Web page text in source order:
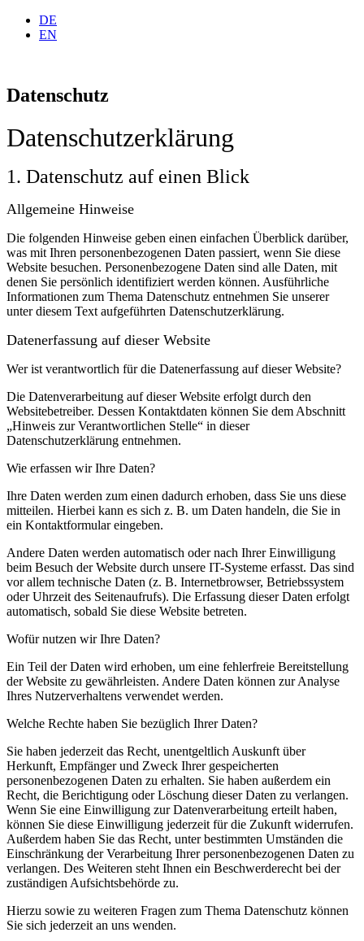
DE
EN
Datenschutz
Datenschutz­erklärung
1. Datenschutz auf einen Blick
Allgemeine Hinweise
Die folgenden Hinweise geben einen einfachen Überblick darüber,
was mit Ihren personenbezogenen Daten passiert, wenn Sie diese
Website besuchen. Personenbezogene Daten sind alle Daten, mit
denen Sie persönlich identifiziert werden können. Ausführliche
Informationen zum Thema Datenschutz entnehmen Sie unserer
unter diesem Text aufgeführten Datenschutzerklärung.
Datenerfassung auf dieser Website
Wer ist verantwortlich für die Datenerfassung auf dieser Website?
Die Datenverarbeitung auf dieser Website erfolgt durch den
Websitebetreiber. Dessen Kontaktdaten können Sie dem Abschnitt
„Hinweis zur Verantwortlichen Stelle“ in dieser
Datenschutzerklärung entnehmen.
Wie erfassen wir Ihre Daten?
Ihre Daten werden zum einen dadurch erhoben, dass Sie uns diese
mitteilen. Hierbei kann es sich z. B. um Daten handeln, die Sie in
ein Kontaktformular eingeben.
Andere Daten werden automatisch oder nach Ihrer Einwilligung
beim Besuch der Website durch unsere IT-Systeme erfasst. Das sind
vor allem technische Daten (z. B. Internetbrowser, Betriebssystem
oder Uhrzeit des Seitenaufrufs). Die Erfassung dieser Daten erfolgt
automatisch, sobald Sie diese Website betreten.
Wofür nutzen wir Ihre Daten?
Ein Teil der Daten wird erhoben, um eine fehlerfreie Bereitstellung
der Website zu gewährleisten. Andere Daten können zur Analyse
Ihres Nutzerverhaltens verwendet werden.
Welche Rechte haben Sie bezüglich Ihrer Daten?
Sie haben jederzeit das Recht, unentgeltlich Auskunft über
Herkunft, Empfänger und Zweck Ihrer gespeicherten
personenbezogenen Daten zu erhalten. Sie haben außerdem ein
Recht, die Berichtigung oder Löschung dieser Daten zu verlangen.
Wenn Sie eine Einwilligung zur Datenverarbeitung erteilt haben,
können Sie diese Einwilligung jederzeit für die Zukunft widerrufen.
Außerdem haben Sie das Recht, unter bestimmten Umständen die
Einschränkung der Verarbeitung Ihrer personenbezogenen Daten zu
verlangen. Des Weiteren steht Ihnen ein Beschwerderecht bei der
zuständigen Aufsichtsbehörde zu.
Hierzu sowie zu weiteren Fragen zum Thema Datenschutz können
Sie sich jederzeit an uns wenden.